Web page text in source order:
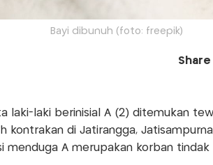
Bayi dibunuh (foto: freepik)
Share
laki-laki berinisial A (2) ditemukan
kontrakan di Jatirangga,
menduga A merupakan korban